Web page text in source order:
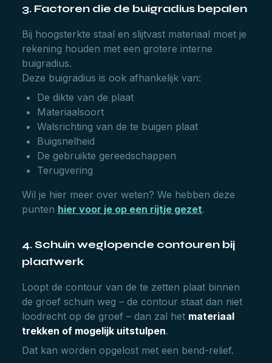
3. Factoren die de buigradius bepalen
Bij hoogsterkte staal en slijtvast materiaal moet je
rekening houden met een grotere interne
buigradius.
Deze buigradius is ook afhankelijk van:
De dikte van de plaat
Materiaalsoort
Walsrichting van de te buigen plaat
Buigsnelheid
De gebruikte gereedschappen
Terugvering
Wil je hier meer over weten? We hebben deze
punten hier voor je op een rijtje gezet.
4. Schuin weglopende contouren bij
plaatwerk
Loopt de contour van de te zetten plaat binnen
de groef schuin weg – de contour staat dan niet
loodrecht op de groef – dan zal het materiaal
trekken of mogelijk uitstulpen.
Dat kan worden opgelost met een bend-relief.